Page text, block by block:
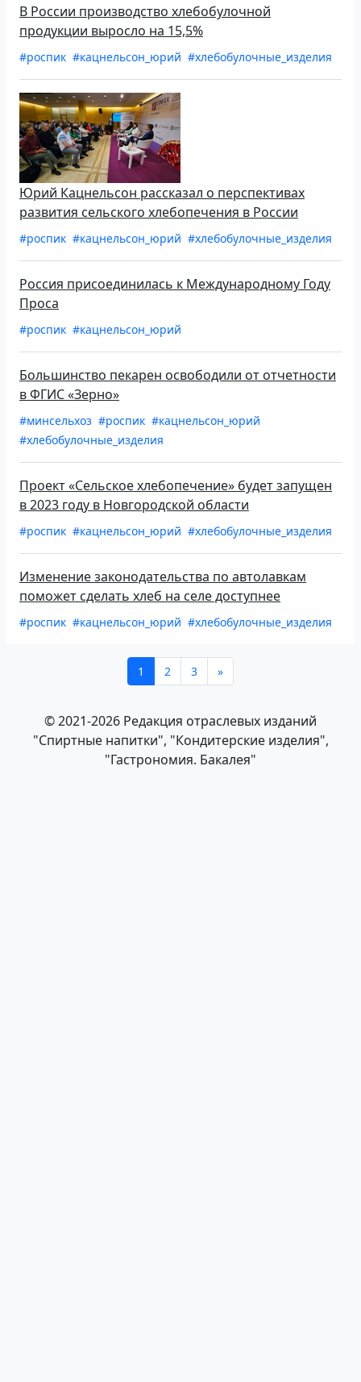
В России производство хлебобулочной
продукции выросло на 15,5%
#роспик #кацнельсон_юрий #хлебобулочные_изделия
Юрий Кацнельсон рассказал о перспективах
развития сельского хлебопечения в России
#роспик #кацнельсон_юрий #хлебобулочные_изделия
Россия присоединилась к Международному Году
Проса
#роспик #кацнельсон_юрий
Большинство пекарен освободили от отчетности
в ФГИС «Зерно»
#минсельхоз #роспик #кацнельсон_юрий
#хлебобулочные_изделия
Проект «Сельское хлебопечение» будет запущен
в 2023 году в Новгородской области
#роспик #кацнельсон_юрий #хлебобулочные_изделия
Изменение законодательства по автолавкам
поможет сделать хлеб на селе доступнее
#роспик #кацнельсон_юрий #хлебобулочные_изделия
1 2 3 »
© 2021-2026 Редакция отраслевых изданий
"Спиртные напитки", "Кондитерские изделия",
"Гастрономия. Бакалея"